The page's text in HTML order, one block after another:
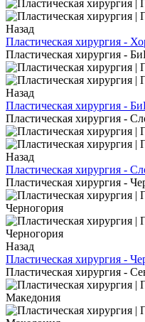
Назад
Пластическая хирургия -
Пластическая хирургия -
Назад
Пластическая хирургия -
Пластическая хирургия -
Назад
Пластическая хирургия -
Пластическая хирургия -
Назад
Пластическая хирургия -
Пластическая хирургия -